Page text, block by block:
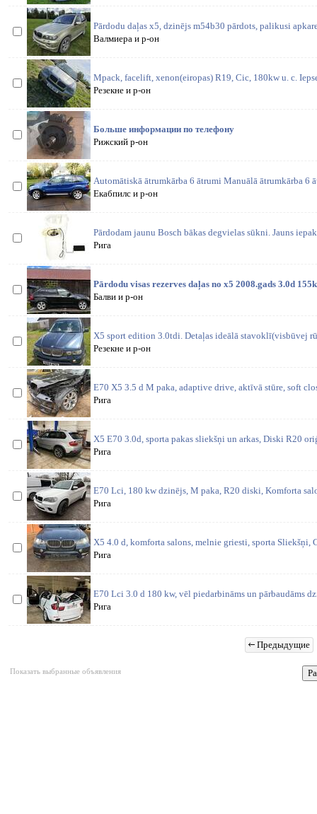
Pārdodu daļas x5, dzinējs m54b30 pārdots, palikusi
Валмиера и р-он
Mpack, facelift, xenon(eiropas) R19, Cic, 180kw u. c.
Резекне и р-он
Больше информации по телефону
Рижский р-он
Automātiskā ātrumkārba 6 ātrumi Manuālā ātrumkārba 6
Екабпилс и р-он
Pārdodam jaunu Bosch bākas degvielas sūkni. Jauns
Рига
Pārdodu visas rezerves daļas no x5 2008.gads 3.0d
Балви и р-он
X5 sport edition 3.0tdi. Detaļas ideālā stavoklī(visbūvej
Резекне и р-он
E70 X5 3.5 d M paka, adaptive drive, aktīvā stūre, soft
Рига
X5 E70 3.0d, sporta pakas sliekšņi un arkas, Diski R20
Рига
E70 Lci, 180 kw dzinējs, M paka, R20 diski, Komforta
Рига
X5 4.0 d, komforta salons, melnie griesti, sporta Sliekšņi,
Рига
E70 Lci 3.0 d 180 kw, vēl piedarbināms un pārbaudāms
Рига
Предыдущие
Показать выбранные объявления